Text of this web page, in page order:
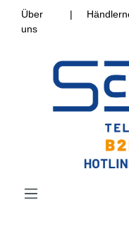
Über
uns
|